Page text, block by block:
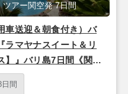
車送迎＆朝食付き）バ
ラマヤナスイート＆リ
】』バリ島7日間《関空
アー関空発 7日間
日間